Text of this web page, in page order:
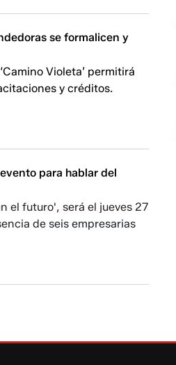
se formalicen y
Violeta’ permitirá
y créditos.
para hablar del
el futuro', será el jueves 27
de seis empresarias